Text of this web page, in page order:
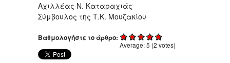
Αχιλλέας Ν. Καταραχιάς
Σύμβουλος της Τ.Κ. Μουζακίου
Βαθμολογήστε το άρθρο:
Average:5 (2 votes)